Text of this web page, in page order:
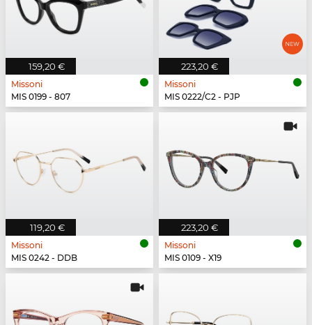
159,20 €
Missoni
MIS 0199 - 807
223,20 €
Missoni
MIS 0222/C2 - PJP
119,20 €
Missoni
MIS 0242 - DDB
223,20 €
Missoni
MIS 0109 - X19